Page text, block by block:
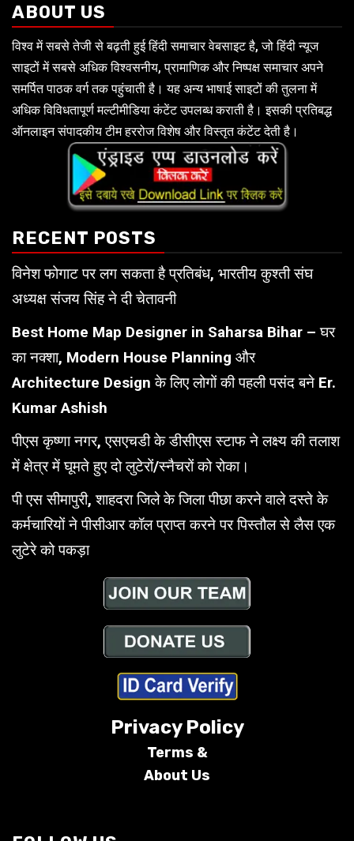
ABOUT US
विश्व में सबसे तेजी से बढ़ती हुई हिंदी समाचार वेबसाइट है, जो हिंदी न्यूज
साइटों में सबसे अधिक विश्वसनीय, प्रामाणिक और निष्पक्ष समाचार अपने
समर्पित पाठक वर्ग तक पहुंचाती है। यह अन्य भाषाई साइटों की तुलना में
अधिक विविधतापूर्ण मल्टीमीडिया कंटेंट उपलब्ध कराती है। इसकी प्रतिबद्ध
ऑनलाइन संपादकीय टीम हररोज विशेष और विस्तृत कंटेंट देती है।
RECENT POSTS
विनेश फोगाट पर लग सकता है प्रतिबंध, भारतीय कुश्ती संघ
अध्यक्ष संजय सिंह ने दी चेतावनी
Best Home Map Designer in Saharsa Bihar – घर
का नक्शा, Modern House Planning और
Architecture Design के लिए लोगों की पहली पसंद बने Er.
Kumar Ashish
पीएस कृष्णा नगर, एसएचडी के डीसीएस स्टाफ ने लक्ष्य की तलाश
में क्षेत्र में घूमते हुए दो लुटेरों/स्नैचरों को रोका।
पी एस सीमापुरी, शाहदरा जिले के जिला पीछा करने वाले दस्ते के
कर्मचारियों ने पीसीआर कॉल प्राप्त करने पर पिस्तौल से लैस एक
लुटेरे को पकड़ा
Privacy Policy
Terms &
About Us